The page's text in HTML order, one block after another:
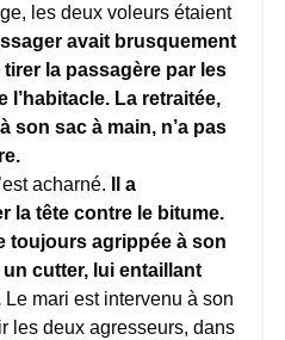
les deux voleurs étaient
avait brusquement
la passagère par les
l’habitacle. La retraitée,
son sac à main, n’a pas
acharné.
Il a
la tête contre le bitume.
toujours agrippée à son
un cutter, lui entaillant
Le mari est intervenu à son
les deux agresseurs, dans